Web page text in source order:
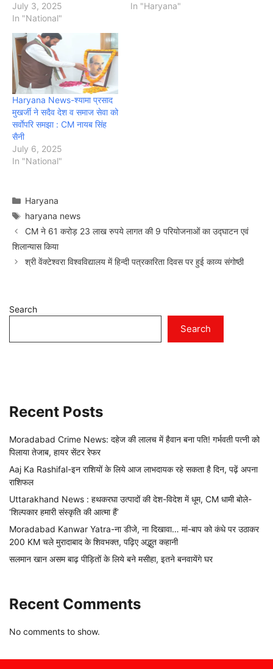
July 3, 2025
In "National"
In "Haryana"
Haryana News-श्यामा प्रसाद
मुखर्जी ने सदैव देश व समाज सेवा को
सर्वाेपरि समझा : CM नायब सिंह
सैनी
July 6, 2025
In "National"
Categories
Haryana
Tags
haryana news
CM ने 61 करोड़ 23 लाख रुपये लागत की 9 परियोजनाओं का उद्घाटन एवं
शिलान्यास किया
श्री वेंक्टेश्वरा विश्वविद्यालय में हिन्दी पत्रकारिता दिवस पर हुई काव्य संगोष्ठी
Search
Search
Recent Posts
Moradabad Crime News: दहेज की लालच में हैवान बना पति! गर्भवती पत्नी को
पिलाया तेजाब, हायर सेंटर रेफर
Aaj Ka Rashifal-इन राशियों के लिये आज लाभदायक रहे सकता है दिन, पढ़ें अपना
राशिफल
Uttarakhand News : हथकरघा उत्पादों की देश-विदेश में धूम, CM धामी बोले-
‘शिल्पकार हमारी संस्कृति की आत्मा हैं’
Moradabad Kanwar Yatra-ना डीजे, ना दिखावा… मां-बाप को कंधे पर उठाकर
200 KM चले मुरादाबाद के शिवभक्त, पढ़िए अद्भुत कहानी
सलमान खान असम बाढ़ पीड़ितों के लिये बने मसीहा, इतने बनवायेंगे घर
Recent Comments
No comments to show.